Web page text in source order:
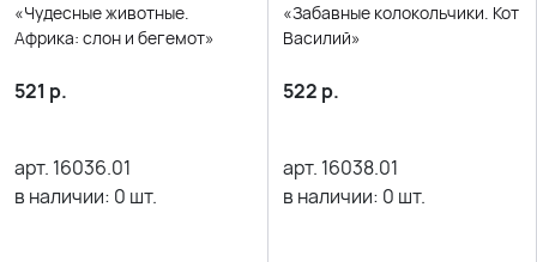
«Чудесные животные.
Африка: слон и бегемот»
521 р.
арт. 16036.01
в наличии: 0 шт.
«Забавные колокольчики. Кот
Василий»
522 р.
арт. 16038.01
в наличии: 0 шт.